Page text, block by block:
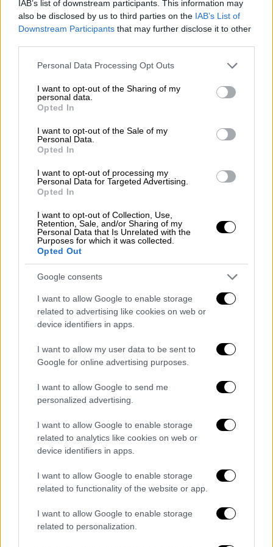
IAB’s list of downstream participants. This information may
also be disclosed by us to third parties on the IAB’s List of
Downstream Participants that may further disclose it to other
Please note that this website/app uses one or more Google
not limited to your visit or usage behaviour. You may click to
grant or deny consent to Google and its third-party tags to
use your data for below specified purposes in below Google
consent section.
Personal Data Processing Opt Outs
I want to opt-out of the Sharing of my
personal data.
Opted In
I want to opt-out of the Sale of my
Personal Data.
Opted In
I want to opt-out of processing my
Personal Data for Targeted Advertising.
Opted In
I want to opt-out of Collection, Use,
Retention, Sale, and/or Sharing of my
Personal Data that Is Unrelated with the
Purposes for which it was collected.
Opted Out
Google consents
I want to allow Google to enable storage
related to advertising like cookies on web or
device identifiers in apps.
I want to allow my user data to be sent to
Google for online advertising purposes.
I want to allow Google to send me
personalized advertising.
I want to allow Google to enable storage
related to analytics like cookies on web or
device identifiers in apps.
I want to allow Google to enable storage
related to functionality of the website or app.
I want to allow Google to enable storage
related to personalization.
Lifestyle|31.10.2018 20:25
πιο όμορφη από την ίδια (pics)
Σαν δίδυμες είναι η Άννα και η Έλενα
Αμανατίδου
ΑΛΛΑ #TAGS
GNTM